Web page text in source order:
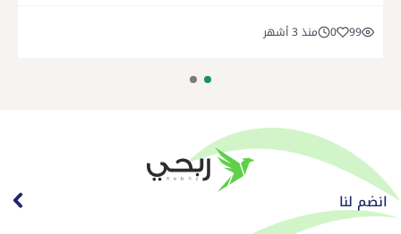
99
0 منذ 3 أشهر
انضم لنا